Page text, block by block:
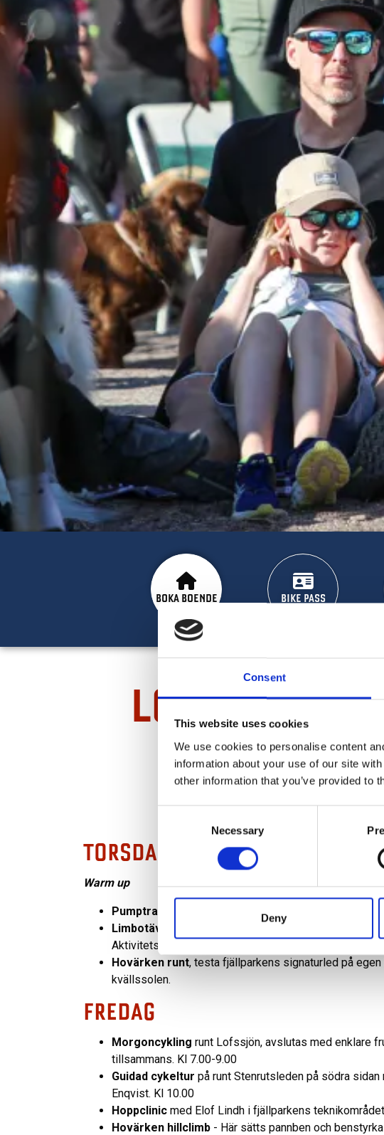
Consent
This website uses cookies
We use cookies to personalise content
information about your use of our site
other information that you’ve provided to
Necessary
Deny
BOKA BOENDE BIKE PASS
LOFSDALEN
De senaste åren har bjudit på härlig
Här nedan finner
TORSDAG
Warm up
Pumptrackhäng
från kl 16.00 vid Aktivitetshuset.
Limbotävling
How low can you go?
Aktivitetshuset.
Hovärken runt, testa fjällparkens signaturled på egen
kvällssolen.
FREDAG
Morgoncykling runt Lofssjön, avslutas med enklare
tillsammans. Kl 7.00-9.00
Guidad cykeltur på runt Stenrutsleden på södra sidan
Enqvist. Kl 10.00
Hoppclinic med Elof Lindh i fjällparkens
Hovärken hillclimb - Här sätts pannben och